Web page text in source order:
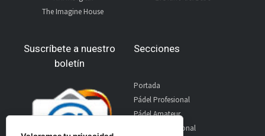
The Imagine House
Suscríbete a nuestro
boletín
Secciones
Portada
Pádel Profesional
Pádel Amateur
Pádel Internacional